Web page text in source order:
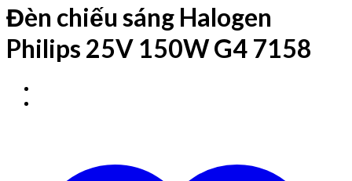
Đèn chiếu sáng Halogen
Philips 25V 150W G4 7158